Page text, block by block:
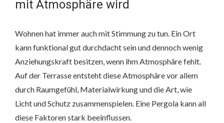
mit Atmosphäre wird
Wohnen hat immer auch mit Stimmung zu tun. Ein Ort
kann funktional gut durchdacht sein und dennoch wenig
Anziehungskraft besitzen, wenn ihm Atmosphäre fehlt.
Auf der Terrasse entsteht diese Atmosphäre vor allem
durch Raumgefühl, Materialwirkung und die Art, wie
Licht und Schutz zusammenspielen. Eine Pergola kann all
diese Faktoren stark beeinflussen.